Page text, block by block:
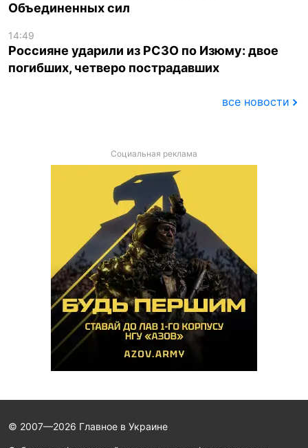
Объединенных сил
14:49
Россияне ударили из РСЗО по Изюму: двое
погибших, четверо пострадавших
все новости
Социальная реклама
© 2007—2026 Главное в Украине